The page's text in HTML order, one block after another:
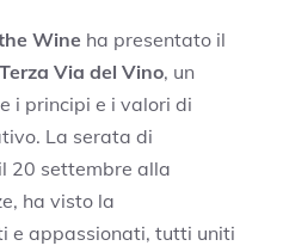
Wine ha presentato il
Terza Via del Vino, un
i principi e i valori di
La serata di
20 settembre alla
ha visto la
e appassionati, tutti uniti